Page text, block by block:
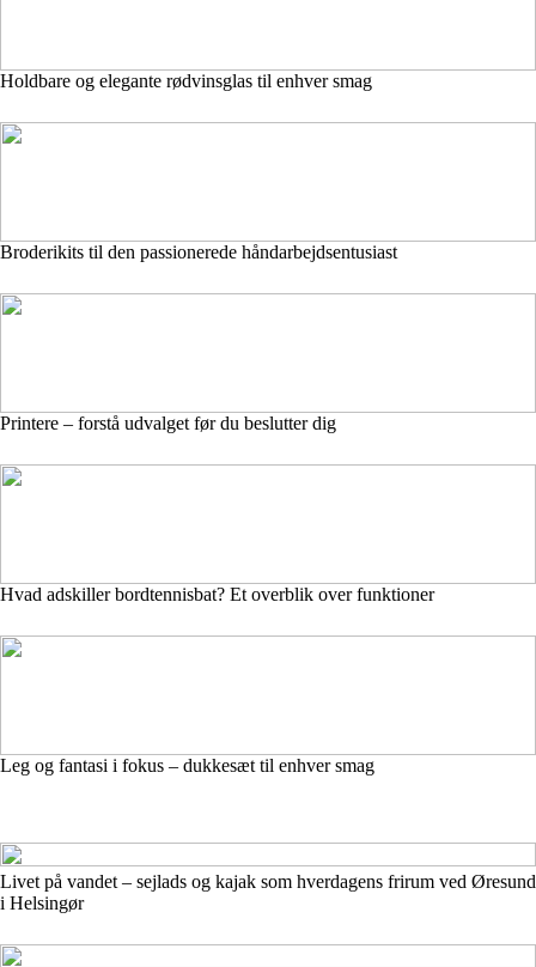
Holdbare og elegante rødvinsglas til enhver smag
Broderikits til den passionerede håndarbejdsentusiast
Printere – forstå udvalget før du beslutter dig
Hvad adskiller bordtennisbat? Et overblik over funktioner
Leg og fantasi i fokus – dukkesæt til enhver smag
Livet på vandet – sejlads og kajak som hverdagens frirum ved Øresund
i Helsingør